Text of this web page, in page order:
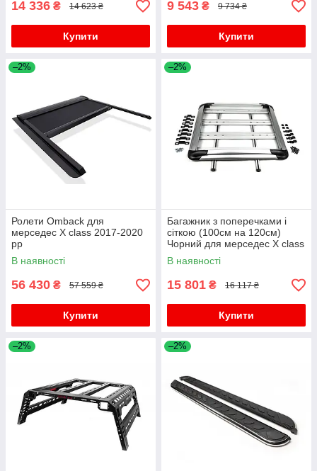
14 336 ₴ 14 623 ₴
Купити
9 543 ₴ 9 734 ₴
Купити
–2%
Ролети Omback для
мерседес X class 2017-2020
рр
В наявності
56 430 ₴ 57 559 ₴
Купити
–2%
Багажник з поперечками і
сіткою (100см на 120см)
Чорний для мерседес X class
2017-2020 рр
В наявності
15 801 ₴ 16 117 ₴
Купити
–2% –2%